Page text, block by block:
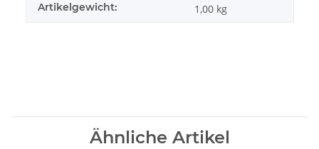
Artikelgewicht: 1,00 kg
Ähnliche Artikel